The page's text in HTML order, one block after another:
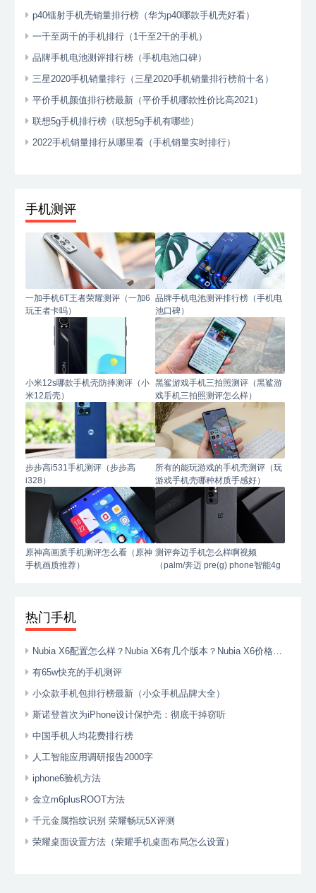
p40镭射手机壳销量排行榜（华为p40哪款手机壳好看）
一千至两千的手机排行（1千至2千的手机）
品牌手机电池测评排行榜（手机电池口碑）
三星2020手机销量排行（三星2020手机销量排行榜前十名）
平价手机颜值排行榜最新（平价手机哪款性价比高2021）
联想5g手机排行榜（联想5g手机有哪些）
2022手机销量排行从哪里看（手机销量实时排行）
手机测评
一加手机6T王者荣耀测评（一加6
玩王者卡吗）
品牌手机电池测评排行榜（手机电
池口碑）
小米12s哪款手机壳防摔测评（小
米12后壳）
黑鲨游戏手机三拍照测评（黑鲨游
戏手机三拍照测评怎么样）
步步高i531手机测评（步步高
i328）
所有的能玩游戏的手机壳测评（玩
游戏手机壳哪种材质手感好）
原神高画质手机测评怎么看（原神
手机画质推荐）
测评奔迈手机怎么样啊视频
（palm/奔迈 pre(g) phone智能4g
热门手机
Nubia X6配置怎么样？Nubia X6有几个版本？Nubia X6价格是几多？
有65w快充的手机测评
小众款手机包排行榜最新（小众手机品牌大全）
斯诺登首次为iPhone设计保护壳：彻底干掉窃听
中国手机人均花费排行榜
人工智能应用调研报告2000字
iphone6验机方法
金立m6plusROOT方法
千元金属指纹识别 荣耀畅玩5X评测
荣耀桌面设置方法（荣耀手机桌面布局怎么设置）